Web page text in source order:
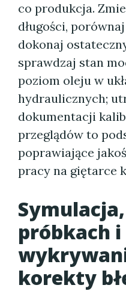
co produkcja.
długości,
dokonaj
sprawdzaj stan
poziom oleju w
hydraulicznych;
dokumentacji
przeglądów to
poprawiające
pracy na giętarce
próbkach
korekty